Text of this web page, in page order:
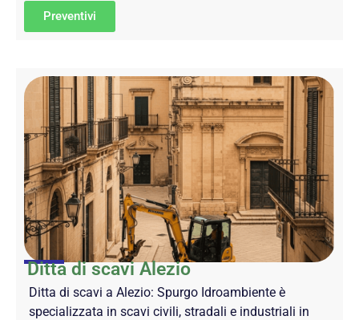
Preventivi
Ditta di scavi Alezio
Ditta di scavi a Alezio: Spurgo Idroambiente è
specializzata in scavi civili, stradali e industriali in